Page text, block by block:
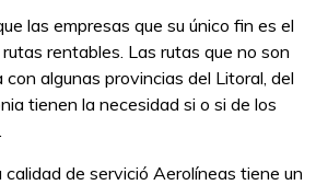
las empresas que su único fin es el
rentables. Las rutas que no son
algunas provincias del Litoral, del
tienen la necesidad si o si de los
de servició Aerolíneas tiene un